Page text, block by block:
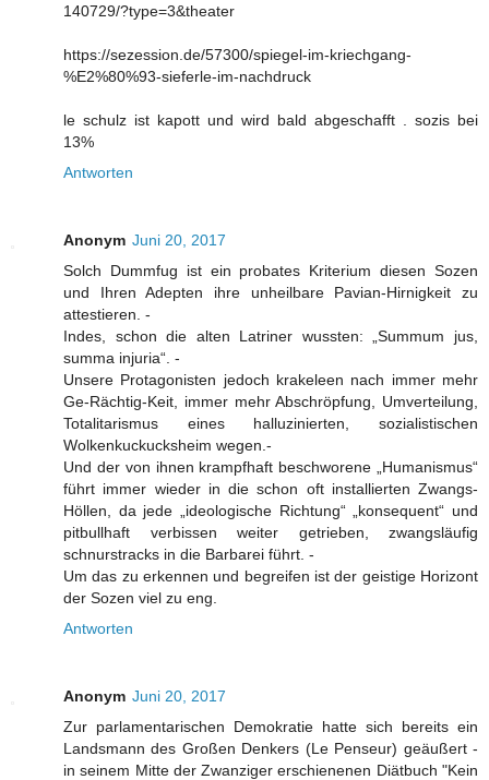
140729/?type=3&theater
https://sezession.de/57300/spiegel-im-kriechgang-
%E2%80%93-sieferle-im-nachdruck
le schulz ist kapott und wird bald abgeschafft . sozis bei
13%
Antworten
Anonym Juni 20, 2017
Solch Dummfug ist ein probates Kriterium diesen Sozen
und Ihren Adepten ihre unheilbare Pavian-Hirnigkeit zu
attestieren. -
Indes, schon die alten Latriner wussten: „Summum jus,
summa injuria“. -
Unsere Protagonisten jedoch krakeleen nach immer mehr
Ge-Rächtig-Keit, immer mehr Abschröpfung, Umverteilung,
Totalitarismus eines halluzinierten, sozialistischen
Wolkenkuckucksheim wegen.-
Und der von ihnen krampfhaft beschworene „Humanismus“
führt immer wieder in die schon oft installierten Zwangs-
Höllen, da jede „ideologische Richtung“ „konsequent“ und
pitbullhaft verbissen weiter getrieben, zwangsläufig
schnurstracks in die Barbarei führt. -
Um das zu erkennen und begreifen ist der geistige Horizont
der Sozen viel zu eng.
Antworten
Anonym Juni 20, 2017
Zur parlamentarischen Demokratie hatte sich bereits ein
Landsmann des Großen Denkers (Le Penseur) geäußert -
in seinem Mitte der Zwanziger erschienenen Diätbuch "Kein